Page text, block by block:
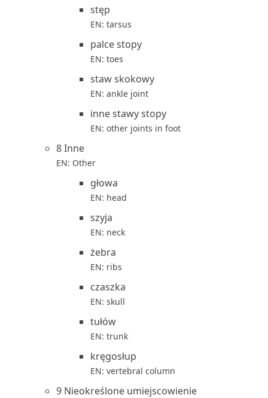
stęp
EN: tarsus
palce stopy
EN: toes
staw skokowy
EN: ankle joint
inne stawy stopy
EN: other joints in foot
8 Inne
EN: Other
głowa
EN: head
szyja
EN: neck
żebra
EN: ribs
czaszka
EN: skull
tułów
EN: trunk
kręgosłup
EN: vertebral column
9 Nieokreślone umiejscowienie